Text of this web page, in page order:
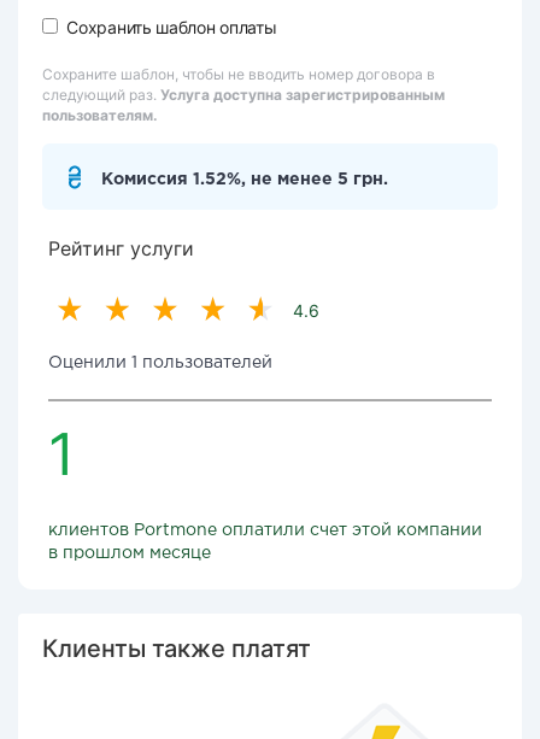
Сохранить шаблон оплаты
Сохраните шаблон, чтобы не вводить номер договора в
следующий раз. Услуга доступна зарегистрированным
пользователям.
Комиссия 1.52%, не менее 5 грн.
Рейтинг услуги
4.6
Оценили 1 пользователей
1
клиентов Portmone оплатили счет этой компании
в прошлом месяце
Клиенты также платят